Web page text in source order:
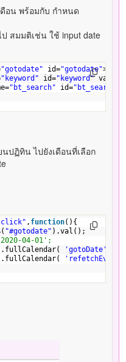
ดือน พร้อมกับ กำหนด
ป สมมติเช่น ใช้ input date
"gotodate" id="gotodate">
"keyword" id="keyword" value=
"bt_search" id="bt_search"
นปฏิทิน ไปยังเดือนที่เลือก
, function(){
"#gotodate" ).val();
04-01';
'gotoDate'